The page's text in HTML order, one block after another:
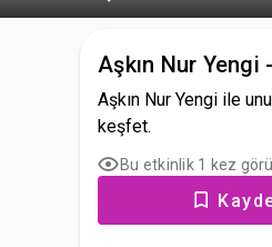
Aşkın Nur
Aşkın Nur Yengi ile
keşfet.
Bu etkinlik 1 kez